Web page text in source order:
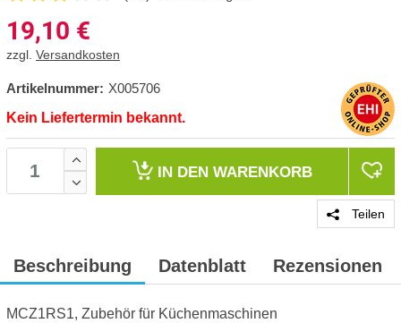
19,10 €
zzgl. Versandkosten
Artikelnummer: X005706
Kein Liefertermin bekannt.
IN DEN WARENKORB
Teilen
Beschreibung Datenblatt Rezensionen
MCZ1RS1, Zubehör für Küchenmaschinen